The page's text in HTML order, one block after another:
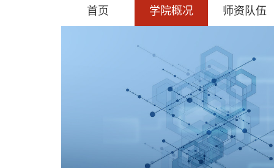
首页 学院概况 师资队伍